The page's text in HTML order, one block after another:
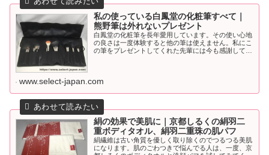
私の使っている白鳳堂の化粧筆すべて｜
熊野筆は外れないプレゼント
白鳳堂の化粧筆を長年愛用しています。その使い心地
の良さは一度体験すると他の筆は使えません。私にこ
の筆をプレゼントしてくれた先輩には今も感謝してい
www.select-japan.com
絹の効果で美肌に｜京都しるくの絹羽二
重ボディタオル、絹羽二重珠の肌パフ
絹繊維は古い角質を優しく取り除くのでつるつる美肌
になります。肌のごわつきで悩んでる人は、一度、京